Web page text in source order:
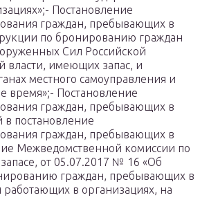
Постановление
граждан, пребывающих в
по бронированию граждан
Сил Российской
власти, имеющих запас, и
местного самоуправления и
время»;- Постановление
граждан, пребывающих в
постановление
граждан, пребывающих в
Межведомственной комиссии по
от 05.07.2017 № 16 «Об
граждан, пребывающих в
в организациях, на